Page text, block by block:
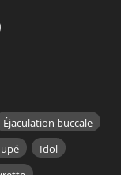
Éjaculation buccale
Idol